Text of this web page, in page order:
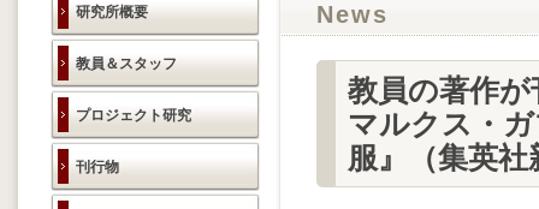
研究所概要
教員＆スタッフ
プロジェクト研究
刊行物
News
教員の著作
マルクス・
服』（集英社